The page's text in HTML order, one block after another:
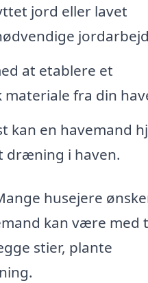
jord eller lavet
at etablere et
fra din
kan en havemand
dræning i haven.
husejere
kan være med
stier, plante